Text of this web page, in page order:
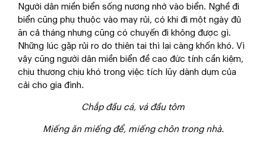
Người dân miền biển sống nương nhờ vào biển. Nghề đi
biển cũng phụ thuộc vào may rủi, có khi đi một ngày đủ
ăn cả tháng nhưng cũng có chuyến đi không được gì.
Những lúc gặp rủi ro do thiên tai thì lại càng khốn khó. Vì
vậy cũng người dân miền biển đề cao đức tính cần kiệm,
chịu thương chịu khó trong việc tích lũy dành dụm của
cải cho gia đình.
Chắp đầu cá, vá đầu tôm
Miếng ăn miếng để, miếng chôn trong nhà.